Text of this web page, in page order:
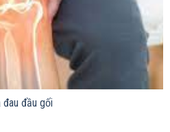
đau đầu gối